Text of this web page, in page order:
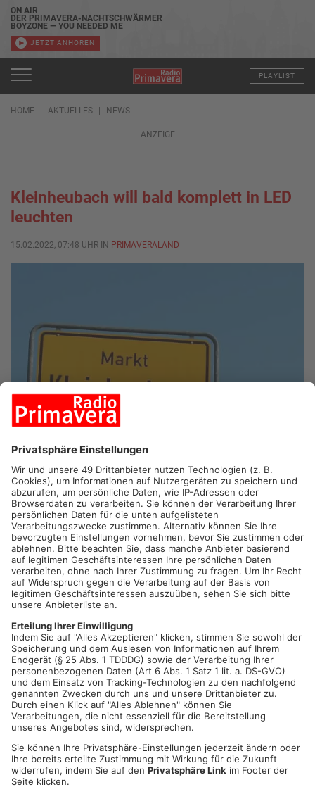
ON AIR
DER PRIMAVERA-NACHTSCHWÄRMER
BOYZONE — YOU NEEDED ME
JETZT ANHÖREN
PLAYLIST
HOME AKTUELLES NEWS
ANZEIGE
Kleinheubach will bald komplett in LED
leuchten
15.02.2022, 07:48 UHR IN PRIMAVERALAND
KLEINHEUBACH.Der Markt Kleinheubach könnte bald schon
in neuem Licht erstrahlen - Der Gemeinderat legt am Abend im
Rahmen der Umstellung auf LED-Straßenbeleuchtung die
Lichtfarbe fest. Das Ortsbild leicht verändern könnte auch der
Bauantrag des Tierfutter-Herstellers Josera: Sie möchte das
aus Hammermühle und zwei Silo-Türmen bestehende Werk 1
umgestalten.
Artikel teilen
ANZEIGE
Mehr aus